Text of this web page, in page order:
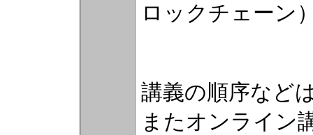
ロックチェーン
講義の順序など
またオンライン